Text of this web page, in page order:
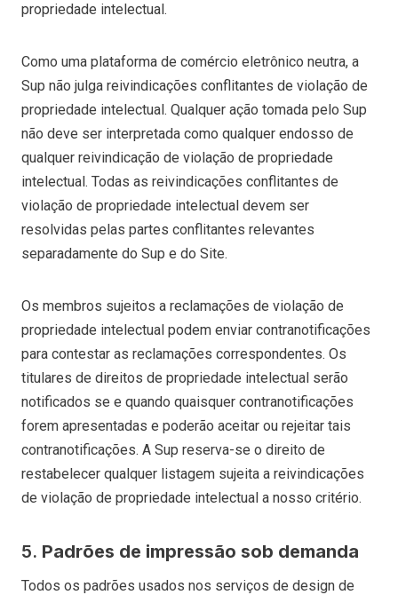
propriedade intelectual.
Como uma plataforma de comércio eletrônico neutra, a
Sup não julga reivindicações conflitantes de violação de
propriedade intelectual. Qualquer ação tomada pelo Sup
não deve ser interpretada como qualquer endosso de
qualquer reivindicação de violação de propriedade
intelectual. Todas as reivindicações conflitantes de
violação de propriedade intelectual devem ser
resolvidas pelas partes conflitantes relevantes
separadamente do Sup e do Site.
Os membros sujeitos a reclamações de violação de
propriedade intelectual podem enviar contranotificações
para contestar as reclamações correspondentes. Os
titulares de direitos de propriedade intelectual serão
notificados se e quando quaisquer contranotificações
forem apresentadas e poderão aceitar ou rejeitar tais
contranotificações. A Sup reserva-se o direito de
restabelecer qualquer listagem sujeita a reivindicações
de violação de propriedade intelectual a nosso critério.
5. Padrões de impressão sob demanda
Todos os padrões usados nos serviços de design de